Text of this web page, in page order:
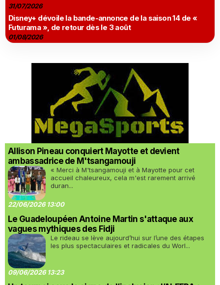
31/07/2026
Disney+ dévoile la bande-annonce de la saison 14 de «
Futurama », de retour dès le 3 août
01/08/2026
Allison Pineau conquiert Mayotte et devient
ambassadrice de M'tsangamouji
« Merci à M'tsangamouji et à Mayotte pour cet
accueil chaleureux, cela m'est rarement arrivé
duran...
22/06/2026 13:00
Le Guadeloupéen Antoine Martin s'attaque aux
vagues mythiques des Fidji
Le rideau se lève aujourd’hui sur l’une des étapes
les plus spectaculaires et radicales du Worl...
09/06/2026 13:23